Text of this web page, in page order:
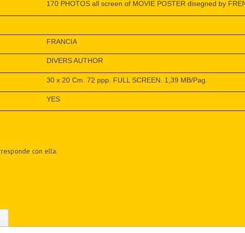
170 PHOTOS all screen of MOVIE POSTER disegned by
FRANCIA
DIVERS AUTHOR
30 x 20 Cm. 72 ppp. FULL SCREEN. 1,39 MB/Pag.
YES
con ella.